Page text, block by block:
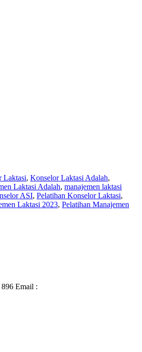
Laktasi, Konselor Laktasi Adalah,
Laktasi Adalah, manajemen laktasi
ASI, Pelatihan Konselor Laktasi,
Laktasi 2023, Pelatihan Manajemen
Email :